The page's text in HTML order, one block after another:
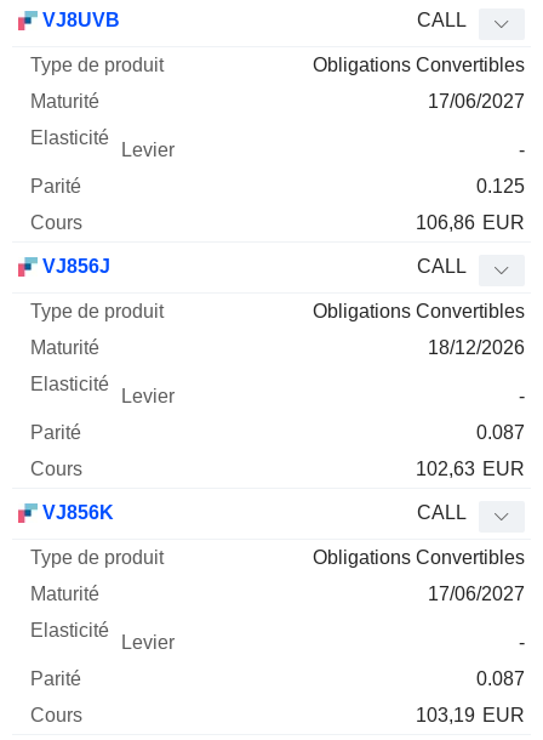
VJ8UVB CALL
Obligations Convertibles
17/06/2027
-
0.125
106,86 EUR
VJ856J CALL
Obligations Convertibles
18/12/2026
-
0.087
102,63 EUR
VJ856K CALL
Obligations Convertibles
17/06/2027
-
0.087
103,19 EUR